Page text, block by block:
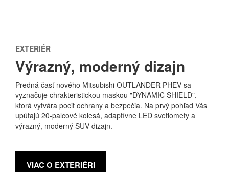
EXTERIÉR
Výrazný, moderný dizajn
Predná časť nového Mitsubishi OUTLANDER PHEV sa
vyznačuje chrakteristickou maskou "DYNAMIC SHIELD",
ktorá vytvára pocit ochrany a bezpečia. Na prvý pohľad Vás
upútajú 20-palcové kolesá, adaptívne LED svetlomety a
výrazný, moderný SUV dizajn.
VIAC O EXTERIÉRI